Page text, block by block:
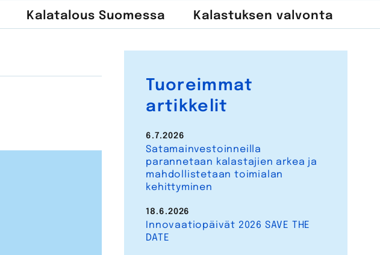
Kalatalous Suomessa Kalastuksen valvonta
Tuoreimmat
artikkelit
Satamainvestoinneilla
parannetaan kalastajien arkea ja
mahdollistetaan toimialan
kehittyminen
6.7.2026
Innovaatiopäivät 2026 SAVE THE
DATE
18.6.2026